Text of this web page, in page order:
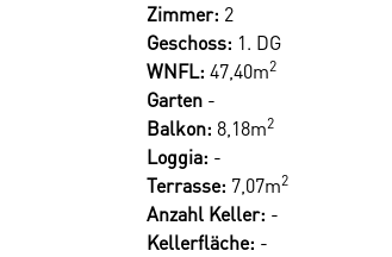
Sparen Sie 3,6% |
Ihr Vorteil beim Erwerb
- Provisionsfrei! Alle
Zimmer: 2
Geschoss: 1. DG
WNFL: 47,40m2
Garten -
Balkon: 8,18m2
Loggia: -
Terrasse: 7,07m2
Anzahl Keller: -
Kellerfläche: -